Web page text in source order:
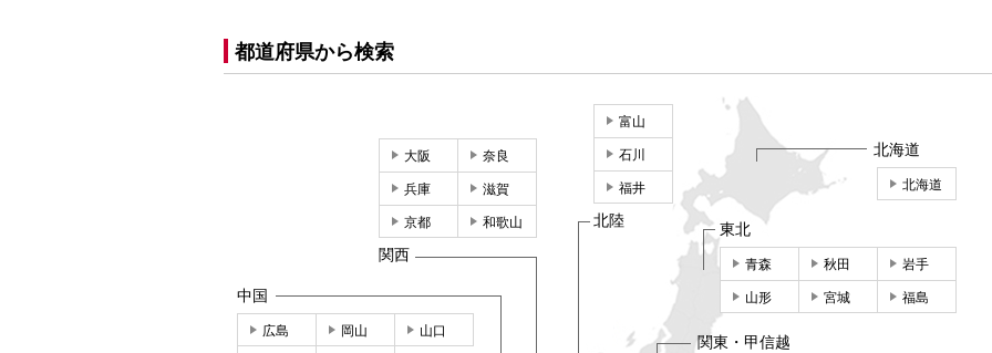
都道府県から検索
北海道
北海道
東北
青森 秋田 岩手
山形 宮城 福島
関東・甲信越
富山
石川
福井
北陸
大阪 奈良
兵庫 滋賀
京都 和歌山
関西
中国
広島 岡山 山口